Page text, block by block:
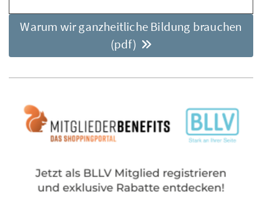
Warum wir ganzheitliche Bildung brauchen
(pdf)